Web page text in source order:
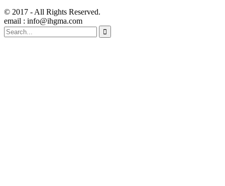
© 2017 - All Rights Reserved.
email : info@ihgma.com